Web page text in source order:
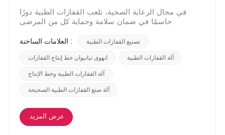
في مجال الرعاية الصحية، تلعب القفازات الطبية دورًا
حاسمًا في ضمان سلامة وحماية كل من المرضى
وخطوط الإنتاج المتقدمة مسؤولة عن الإنتاج السلس لهذه
نستكشف الفن المعقد لـ صناعة القفازات الطبية، مع
العلامات الساخنة : تصنيع القفازات الطبية
انهوى تيانيوان خط إنتاج القفازات آلة القفازات الطبية
آلة القفازات الطبية وخط الإنتاج
آلة صنع القفازات الطبية الصحيحة
عرض المزيد